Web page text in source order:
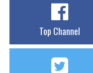
Top Channel